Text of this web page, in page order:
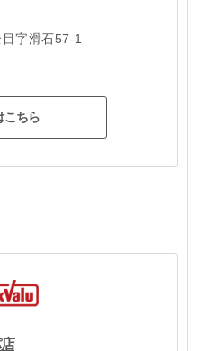
字滑石57-1
こちら